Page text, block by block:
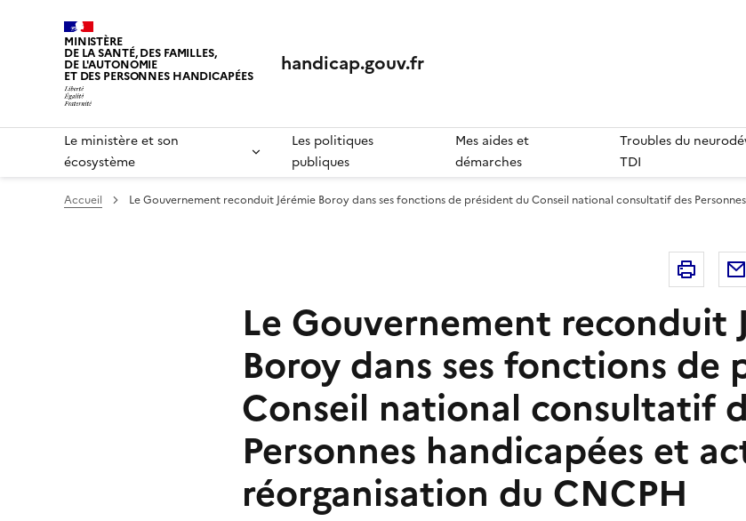
MINISTÈRE
DE LA SANTÉ, DES FAMILLES,
DE L'AUTONOMIE
ET DES PERSONNES HANDICAPÉES handicap.gouv.fr
Le ministère et son
écosystème
Les politiques
publiques
Mes aides et
démarches
Troubles du
TDI
Accueil Le Gouvernement reconduit Jérémie Boroy dans ses fonctions de président du Conseil national consultatif des
Le Gouvernement reconduit
Boroy dans ses fonctions de
Conseil national consultatif
Personnes handicapées et
réorganisation du CNCPH